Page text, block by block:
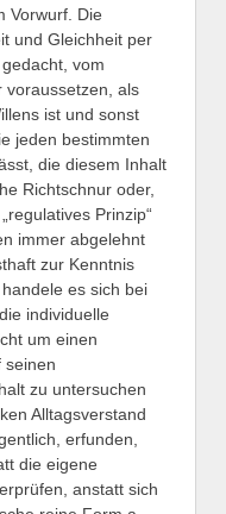
Vorwurf. Die
und Gleichheit per
vom
voraussetzen, als
ist und sonst
jeden bestimmten
die diesem Inhalt
Richtschnur oder,
Prinzip“
immer abgelehnt
zur Kenntnis
es sich bei
individuelle
um einen
seinen
zu untersuchen
Alltagsverstand
erfunden,
die eigene
anstatt sich